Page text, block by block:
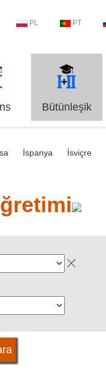
PL PT
Bütünleşik
İspanya İsviçre